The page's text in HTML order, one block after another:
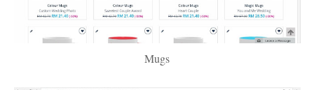
Mugs